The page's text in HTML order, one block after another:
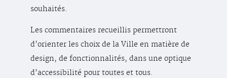
souhaités.
Les commentaires recueillis permettront
d’orienter les choix de la Ville en matière de
design, de fonctionnalités, dans une optique
d’accessibilité pour toutes et tous.